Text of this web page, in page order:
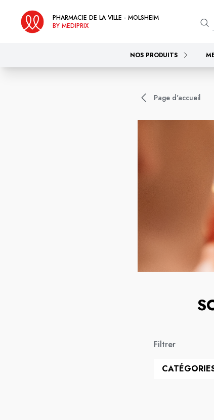
PHARMACIE DE LA VILLE - MOLSHEIM
BY MEDIPRIX
NOS PRODUITS
Page d'accueil
Filtrer